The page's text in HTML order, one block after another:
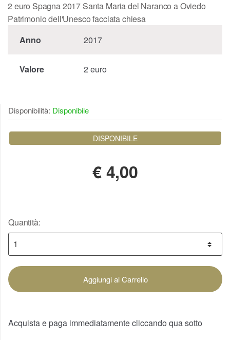
2 euro Spagna 2017 Santa Maria del Naranco a Oviedo
Patrimonio dell'Unesco facciata chiesa
Anno
2017
Valore 2 euro
Disponibilità: Disponibile
DISPONIBILE
€4,00
Quantità:
Aggiungi al Carrello
Acquista e paga immediatamente cliccando qua sotto